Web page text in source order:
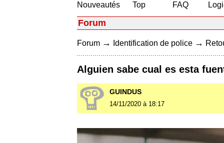
Nouveautés
Top
FAQ
Forum
Forum → Identification de police →
Alguien sabe cual es esta
GUINDUS
14/11/2020 à 18:17